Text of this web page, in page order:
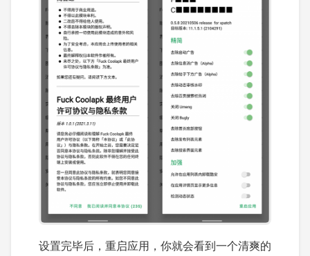
设置完毕后，重启应用，你就会看到一个清爽的